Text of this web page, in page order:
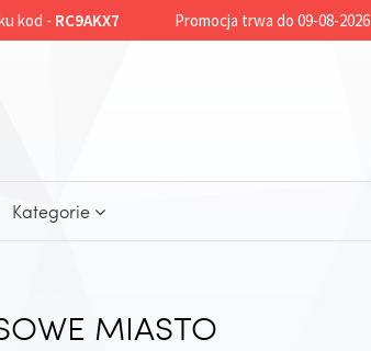
kod - RC9AKX7 Promocja trwa do 09-08-2026
Kategorie
MIASTO